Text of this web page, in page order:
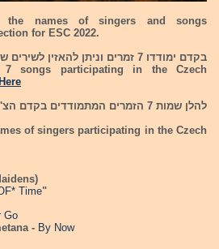
the names of singers and songs
for ESC 2022.
בקדם ימודדו 7 זמרים וניתן להאזין לשירים שלהם
songs participating in the Czech
Here
להלן שמות 7 הזמרים המתמודדים בקדם הצ'כי לתחרות אירוויזיון 2022:
of singers participating in the Czech
Time"
Go
- By Now